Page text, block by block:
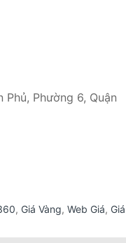
Phủ, Phường 6, Quận
, Giá Vàng, Web Giá, Giá